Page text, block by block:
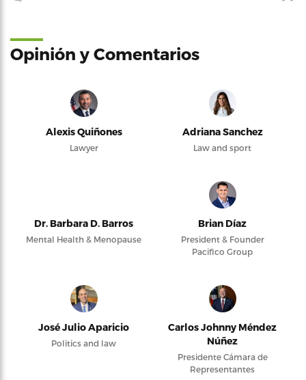
Opinión y Comentarios
Alexis Quiñones
Lawyer
Adriana Sanchez
Law and sport
Dr. Barbara D. Barros
Mental Health & Menopause
Brian Díaz
President & Founder
Pacifico Group
José Julio Aparicio
Politics and law
Carlos Johnny Méndez
Núñez
Presidente Cámara de
Representantes